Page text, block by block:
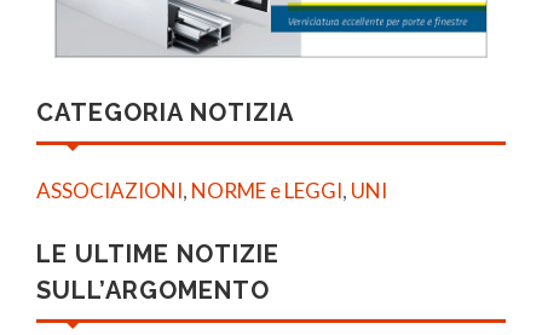
CATEGORIA NOTIZIA
ASSOCIAZIONI, NORME e LEGGI, UNI
LE ULTIME NOTIZIE
SULL’ARGOMENTO